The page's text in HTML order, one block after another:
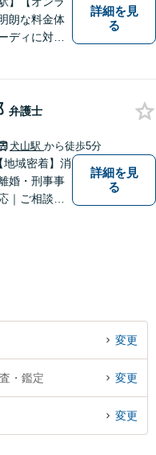
朗な料金体
ディに対応
初回相談無
でお悩みの
相談くださ
詳細を見
る
弁護士
犬山駅 から徒歩5分
地域密着】消
婚・刑事事
｜ご相談者
詳細を見
る
変更
・鑑定 変更
変更